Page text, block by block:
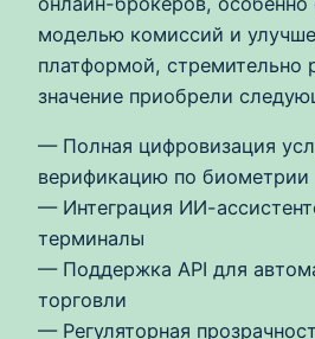
моделью комиссий и
платформой, стремительно
значение приобрели
— Полная цифровизация
верификацию по биометрии
— Интеграция ИИ-
терминалы
— Поддержка API для
торговли
— Регуляторная